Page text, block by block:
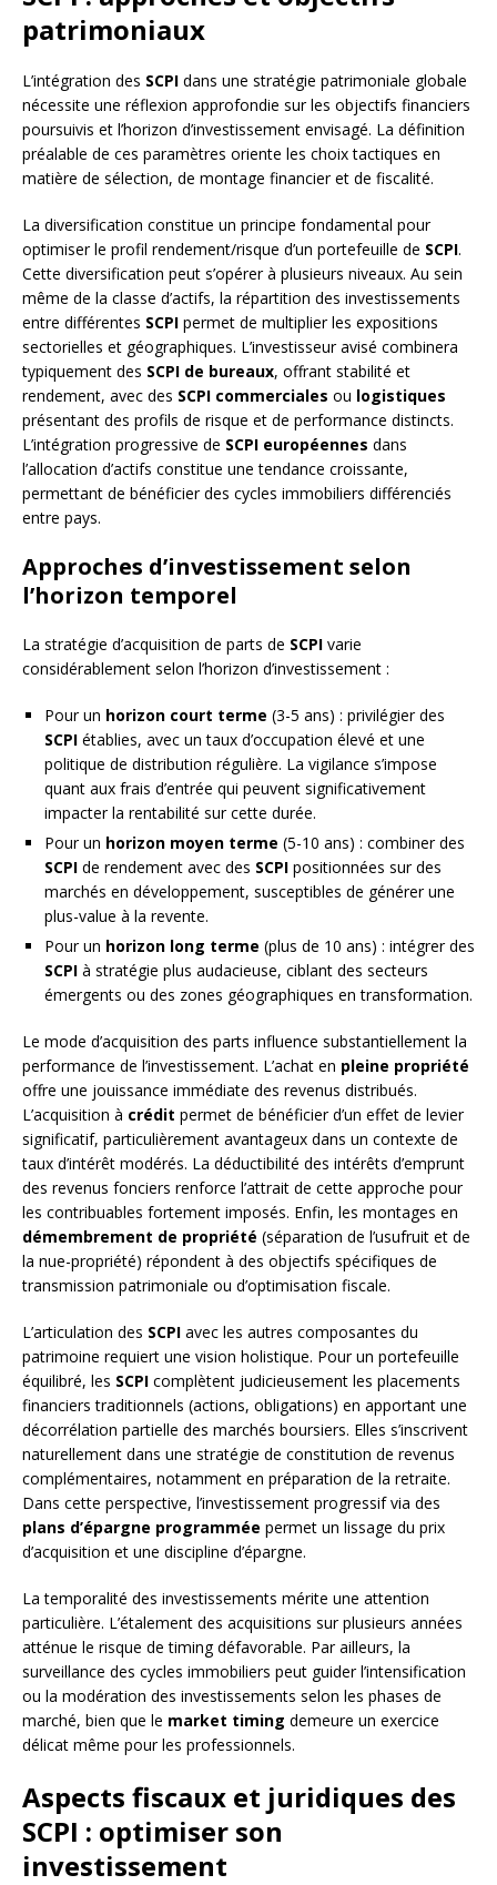
patrimoniaux
L’intégration des SCPI dans une stratégie patrimoniale globale
nécessite une réflexion approfondie sur les objectifs financiers
poursuivis et l’horizon d’investissement envisagé. La définition
préalable de ces paramètres oriente les choix tactiques en
matière de sélection, de montage financier et de fiscalité.
La diversification constitue un principe fondamental pour
optimiser le profil rendement/risque d’un portefeuille de SCPI.
Cette diversification peut s’opérer à plusieurs niveaux. Au sein
même de la classe d’actifs, la répartition des investissements
entre différentes SCPI permet de multiplier les expositions
sectorielles et géographiques. L’investisseur avisé combinera
typiquement des SCPI de bureaux, offrant stabilité et
rendement, avec des SCPI commerciales ou logistiques
présentant des profils de risque et de performance distincts.
L’intégration progressive de SCPI européennes dans
l’allocation d’actifs constitue une tendance croissante,
permettant de bénéficier des cycles immobiliers différenciés
entre pays.
Approches d’investissement selon
l’horizon temporel
La stratégie d’acquisition de parts de SCPI varie
considérablement selon l’horizon d’investissement :
Pour un horizon court terme (3-5 ans) : privilégier des
SCPI établies, avec un taux d’occupation élevé et une
politique de distribution régulière. La vigilance s’impose
quant aux frais d’entrée qui peuvent significativement
impacter la rentabilité sur cette durée.
Pour un horizon moyen terme (5-10 ans) : combiner des
SCPI de rendement avec des SCPI positionnées sur des
marchés en développement, susceptibles de générer une
plus-value à la revente.
Pour un horizon long terme (plus de 10 ans) : intégrer des
SCPI à stratégie plus audacieuse, ciblant des secteurs
émergents ou des zones géographiques en transformation.
Le mode d’acquisition des parts influence substantiellement la
performance de l’investissement. L’achat en pleine propriété
offre une jouissance immédiate des revenus distribués.
L’acquisition à crédit permet de bénéficier d’un effet de levier
significatif, particulièrement avantageux dans un contexte de
taux d’intérêt modérés. La déductibilité des intérêts d’emprunt
des revenus fonciers renforce l’attrait de cette approche pour
les contribuables fortement imposés. Enfin, les montages en
démembrement de propriété (séparation de l’usufruit et de
la nue-propriété) répondent à des objectifs spécifiques de
transmission patrimoniale ou d’optimisation fiscale.
L’articulation des SCPI avec les autres composantes du
patrimoine requiert une vision holistique. Pour un portefeuille
équilibré, les SCPI complètent judicieusement les placements
financiers traditionnels (actions, obligations) en apportant une
décorrélation partielle des marchés boursiers. Elles s’inscrivent
naturellement dans une stratégie de constitution de revenus
complémentaires, notamment en préparation de la retraite.
Dans cette perspective, l’investissement progressif via des
plans d’épargne programmée permet un lissage du prix
d’acquisition et une discipline d’épargne.
La temporalité des investissements mérite une attention
particulière. L’étalement des acquisitions sur plusieurs années
atténue le risque de timing défavorable. Par ailleurs, la
surveillance des cycles immobiliers peut guider l’intensification
ou la modération des investissements selon les phases de
marché, bien que le market timing demeure un exercice
délicat même pour les professionnels.
Aspects fiscaux et juridiques des
SCPI : optimiser son
investissement